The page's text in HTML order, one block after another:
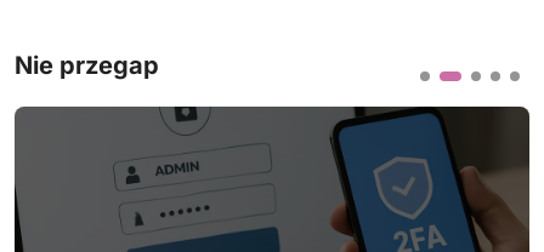
Nie przegap